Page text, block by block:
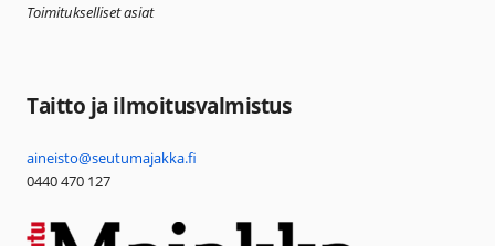
Toimitukselliset asiat
Taitto ja ilmoitusvalmistus
aineisto@seutumajakka.fi
0440 470 127